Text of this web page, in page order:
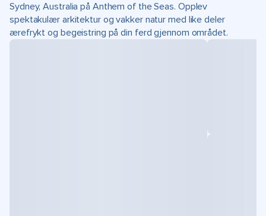
Sydney, Australia på Anthem of the Seas. Opplev
spektakulær arkitektur og vakker natur med like deler
ærefrykt og begeistring på din ferd gjennom området.